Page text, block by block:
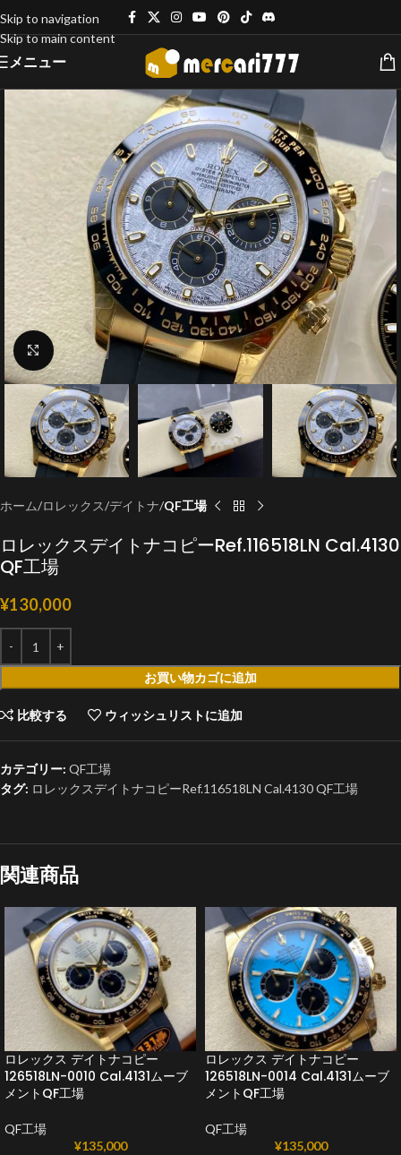
Skip to navigation
Skip to main content
メニュー
クリックで拡大
ホーム ロレックス デイトナ QF工場
ロレックスデイトナコピーRef.116518LN Cal.4130
QF工場
¥130,000
お買い物カゴに追加
比較する ウィッシュリストに追加
カテゴリー: QF工場
タグ: ロレックスデイトナコピーRef.116518LN Cal.4130 QF工場
関連商品
ロレックス デイトナコピー
126518LN-0010 Cal.4131ムーブ
メントQF工場
QF工場
¥135,000
ロレックス デイトナコピー
126518LN-0014 Cal.4131ムーブ
メントQF工場
QF工場
¥135,000